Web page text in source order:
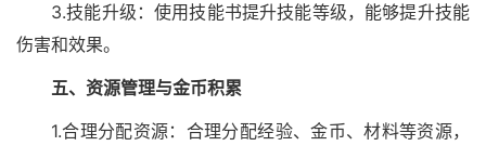
3.技能升级：使用技能书提升技能等级，能够提升技能
伤害和效果。
五、资源管理与金币积累
1.合理分配资源：合理分配经验、金币、材料等资源，